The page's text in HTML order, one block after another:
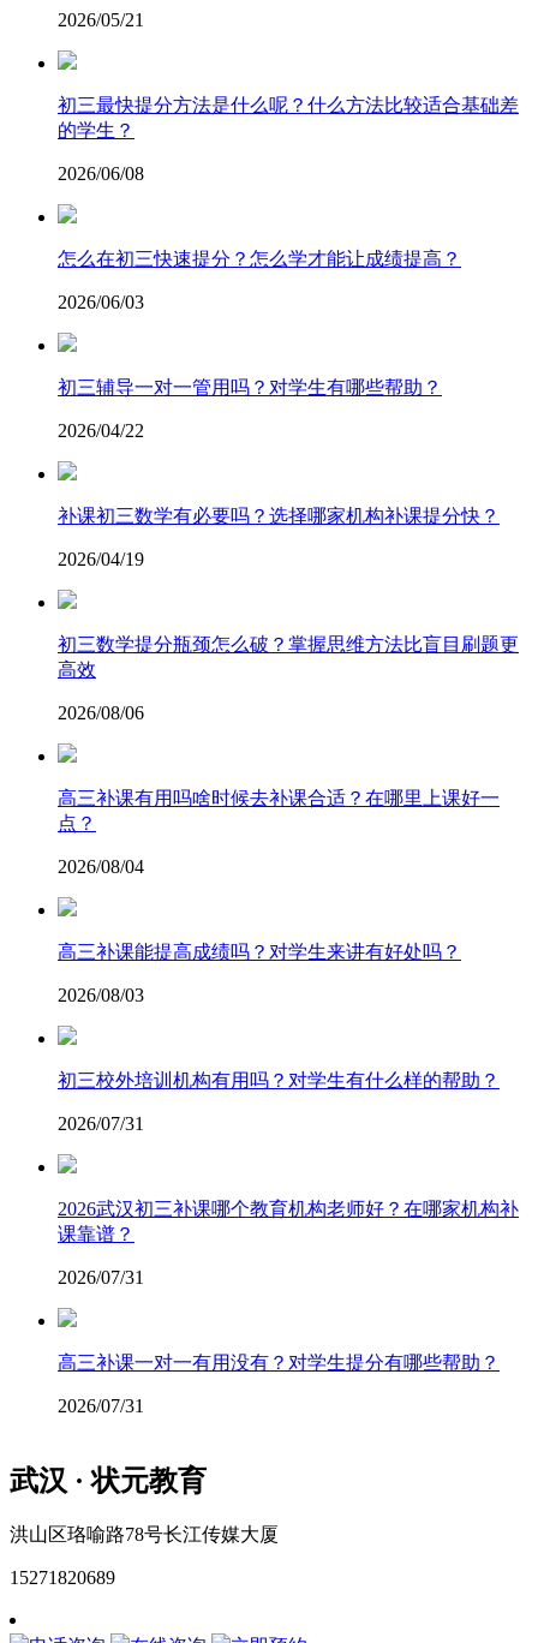
2026/05/21
初三最快提分方法是什么呢？什么方法比较适合基础差
的学生？
2026/06/08
怎么在初三快速提分？怎么学才能让成绩提高？
2026/06/03
初三辅导一对一管用吗？对学生有哪些帮助？
2026/04/22
补课初三数学有必要吗？选择哪家机构补课提分快？
2026/04/19
​初三数学提分瓶颈怎么破？掌握思维方法比盲目刷题更
高效
2026/08/06
高三补课有用吗啥时候去补课合适？在哪里上课好一
点？
2026/08/04
高三补课能提高成绩吗？对学生来讲有好处吗？
2026/08/03
初三校外培训机构有用吗？对学生有什么样的帮助？
2026/07/31
2026武汉初三补课哪个教育机构老师好？在哪家机构补
课靠谱？
2026/07/31
高三补课一对一有用没有？对学生提分有哪些帮助？
2026/07/31
武汉 · 状元教育
洪山区珞喻路78号长江传媒大厦
15271820689